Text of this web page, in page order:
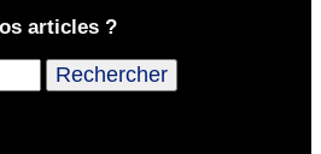
articles ?